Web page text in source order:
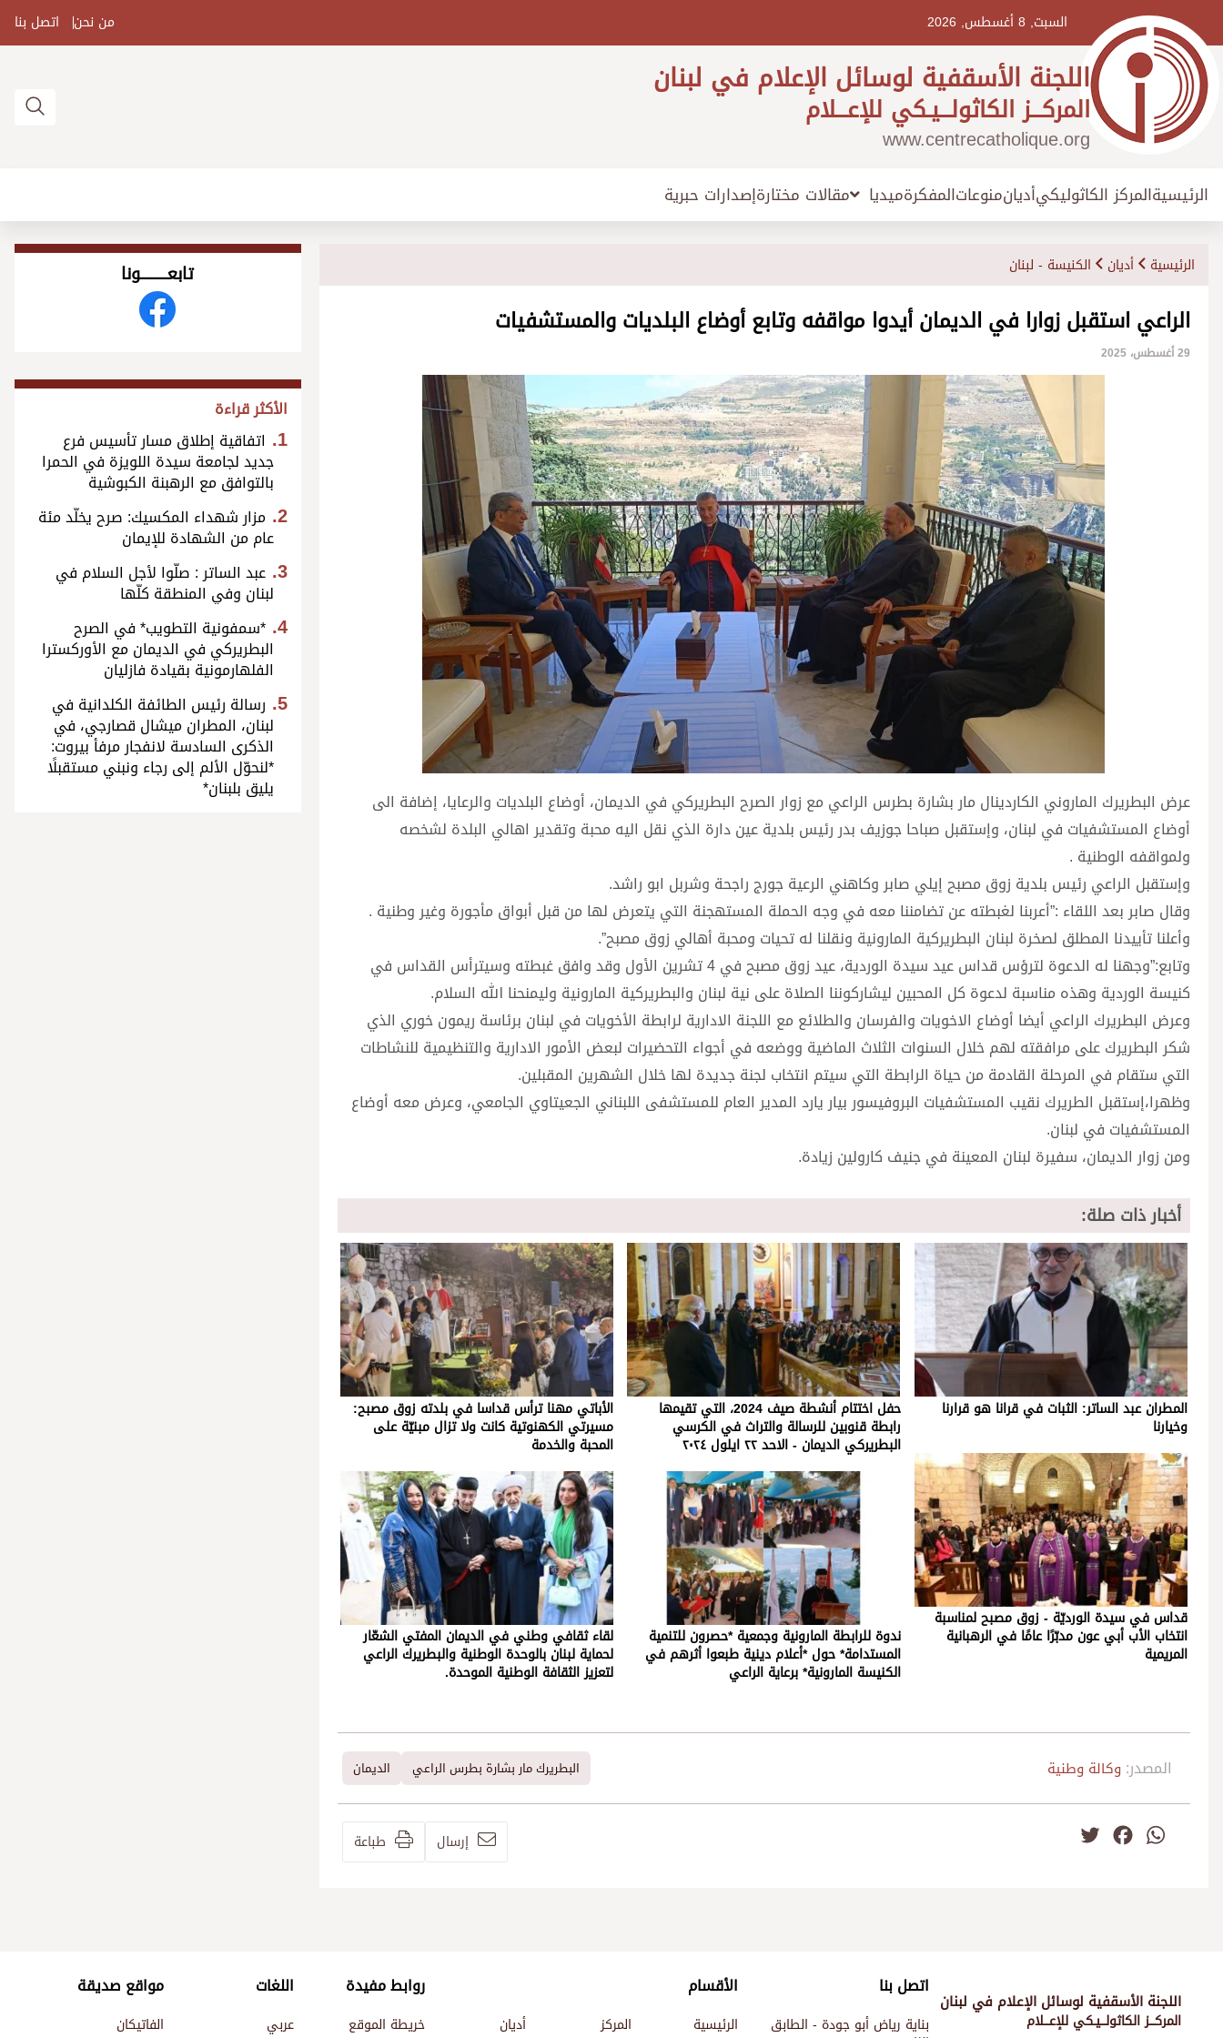
السبت, 8 أغسطس, 2026 من نحن اتصل بنا
اللجنة الأسقفية لوسائل الإعلام في لبنان
المركـــز الكاثولـــيـكي للإعـــلام
www.centrecatholique.org
الرئيسيةالمركز الكاثوليكيأديانمنوعاتالمفكرةميديا مقالات مختارةإصدارات حبرية
الرئيسية أديان الكنيسة - لبنان
الراعي استقبل زوارا في الديمان أيدوا مواقفه وتابع أوضاع البلديات والمستشفيات
29 أغسطس، 2025
عرض البطريرك الماروني الكاردينال مار بشارة بطرس الراعي مع زوار الصرح البطريركي في الديمان، أوضاع البلديات والرعايا، إضافة الى
أوضاع المستشفيات في لبنان، وإستقبل صباحا جوزيف بدر رئيس بلدية عين دارة الذي نقل اليه محبة وتقدير اهالي البلدة لشخصه
ولمواقفه الوطنية .
وإستقبل الراعي رئيس بلدية زوق مصبح إيلي صابر وكاهني الرعية جورج راجحة وشربل ابو راشد.
وقال صابر بعد اللقاء :”أعربنا لغبطته عن تضامننا معه في وجه الحملة المستهجنة التي يتعرض لها من قبل أبواق مأجورة وغير وطنية .
وأعلنا تأييدنا المطلق لصخرة لبنان البطريركية المارونية ونقلنا له تحيات ومحبة أهالي زوق مصبح”.
وتابع:”وجهنا له الدعوة لترؤس قداس عيد سيدة الوردية، عيد زوق مصبح في 4 تشرين الأول وقد وافق غبطته وسيترأس القداس في
كنيسة الوردية وهذه مناسبة لدعوة كل المحبين ليشاركوننا الصلاة على نية لبنان والبطريركية المارونية وليمنحنا الله السلام.
وعرض البطريرك الراعي أيضا أوضاع الاخويات والفرسان والطلائع مع اللجنة الادارية لرابطة الأخويات في لبنان برئاسة ريمون خوري الذي
شكر البطريرك على مرافقته لهم خلال السنوات الثلاث الماضية ووضعه في أجواء التحضيرات لبعض الأمور الادارية والتنظيمية للنشاطات
التي ستقام في المرحلة القادمة من حياة الرابطة التي سيتم انتخاب لجنة جديدة لها خلال الشهرين المقبلين.
وظهرا،إستقبل الطريرك نقيب المستشفيات البروفيسور بيار يارد المدير العام للمستشفى اللبناني الجعيتاوي الجامعي، وعرض معه أوضاع
المستشفيات في لبنان.
ومن زوار الديمان، سفيرة لبنان المعينة في جنيف كارولين زيادة.
أخبار ذات صلة:
المطران عبد الساتر: الثبات في قرانا هو قرارنا
وخيارنا
قداس في سيدة الورديّة - زوق مصبح لمناسبة
انتخاب الأب أبي عون مدبّرًا عامًا في الرهبانية
المريمية
حفل اختتام أنشطة صيف 2024، التي تقيمها
رابطة قنوبين للرسالة والتراث في الكرسي
البطريركي الديمان - الاحد ٢٢ ايلول ٢٠٢٤
ندوة للرابطة المارونية وجمعية *حصرون للتنمية
المستدامة* حول *أعلام دينية طبعوا أثرهم في
الكنيسة المارونية* برعاية الراعي
الأباتي مهنا ترأس قداسا في بلدته زوق مصبح:
مسيرتي الكهنوتية كانت ولا تزال مبنيّة على
المحبة والخدمة
لقاء ثقافي وطني في الديمان المفتي الشعّار
لحماية لبنان بالوحدة الوطنية والبطريرك الراعي
لتعزيز الثقافة الوطنية الموحدة.
المصدر: وكالة وطنية البطريرك مار بشارة بطرس الراعي الديمان
WhatsApp
Facebook إرسال طباعة
تابعــــــــــونا
الأكثر قراءة
اتفاقية إطلاق مسار تأسيس فرع
جديد لجامعة سيدة اللويزة في الحمرا
بالتوافق مع الرهبنة الكبوشية
مزار شهداء المكسيك: صرح يخلّد مئة
عام من الشهادة للإيمان
عبد الساتر : صلّوا لأجل السلام في
لبنان وفي المنطقة كلّها
*سمفونية التطويب* في الصرح
البطريركي في الديمان مع الأوركسترا
الفلهارمونية بقيادة فازليان
رسالة رئيس الطائفة الكلدانية في
لبنان، المطران ميشال قصارجي، في
الذكرى السادسة لانفجار مرفأ بيروت:
*لنحوّل الألم إلى رجاء ونبني مستقبلًا
يليق بلبنان*
اللجنة الأسقفية لوسائل الإعلام في لبنان
المركـــز الكاثولـــيـكي للإعـــلام
اتصل بنا
بناية رياض أبو جودة - الطابق
الأقسام
الرئيسية المركز أديان
روابط مفيدة
خريطة الموقع
اللغات
عربي
مواقع صديقة
الفاتيكان